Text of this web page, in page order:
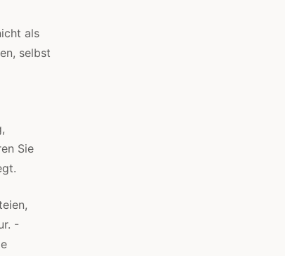
als
selbst
Sie
-